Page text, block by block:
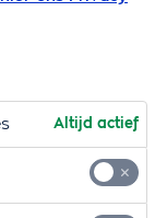
Altijd actief